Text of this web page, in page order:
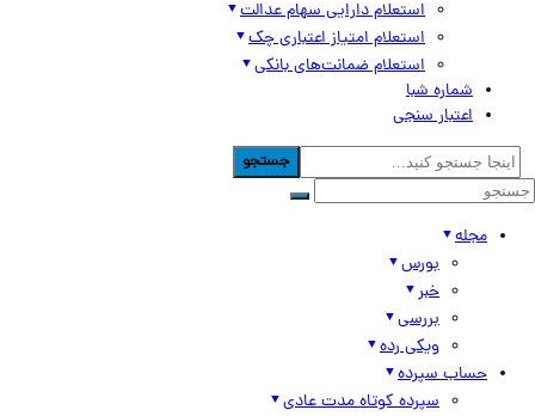
استعلام دارایی سهام عدالت
استعلام امتیاز اعتباری چک
استعلام ضمانت‌های بانکی
شماره شبا
اعتبار سنجی
جستجو
مجله
بورس
خبر
بررسی
ویکی رده
حساب سپرده
سپرده کوتاه مدت عادی